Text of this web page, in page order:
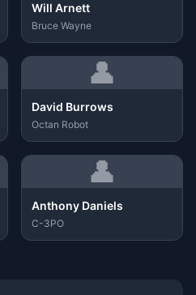
Will Arnett
Bruce Wayne
👤
David Burrows
Octan Robot
👤
Anthony Daniels
C-3PO